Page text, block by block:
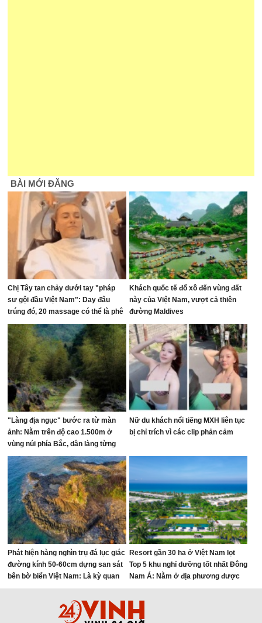
BÀI MỚI ĐĂNG
Chị Tây tan chảy dưới tay "pháp
sư gội đầu Việt Nam": Day đâu
trúng đó, 20 massage có thể là phê
nhất cuộc đời!
Khách quốc tế đổ xô đến vùng đất
này của Việt Nam, vượt cả thiên
đường Maldives
"Làng địa ngục" bước ra từ màn
ảnh: Nằm trên độ cao 1.500m ở
vùng núi phía Bắc, dân làng từng
sống trong "3 không"
Nữ du khách nổi tiếng MXH liên tục
bị chỉ trích vì các clip phản cảm
Phát hiện hàng nghìn trụ đá lục giác
đường kính 50-60cm dựng san sát
bên bờ biển Việt Nam: Là kỳ quan
hiếm gặp trên thế giới, đã hơn 2
Resort gần 30 ha ở Việt Nam lọt
Top 5 khu nghỉ dưỡng tốt nhất Đông
Nam Á: Nằm ở địa phương được
mệnh danh "Đệ nhất quân cảng"